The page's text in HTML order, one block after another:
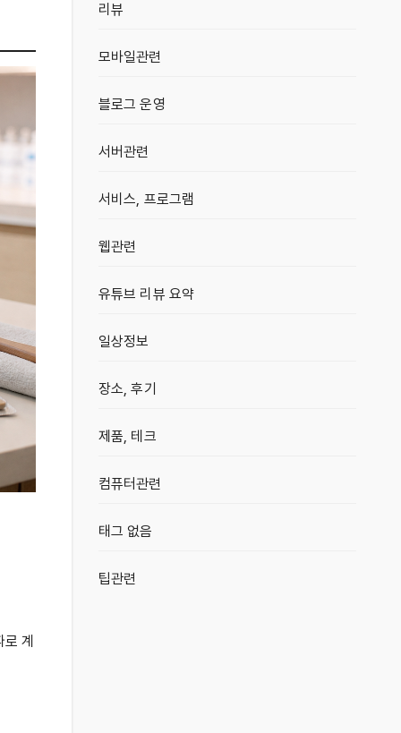
계
리뷰
모바일관련
블로그 운영
서버관련
서비스, 프로그램
웹관련
유튜브 리뷰 요약
일상정보
장소, 후기
제품, 테크
컴퓨터관련
태그 없음
팁관련